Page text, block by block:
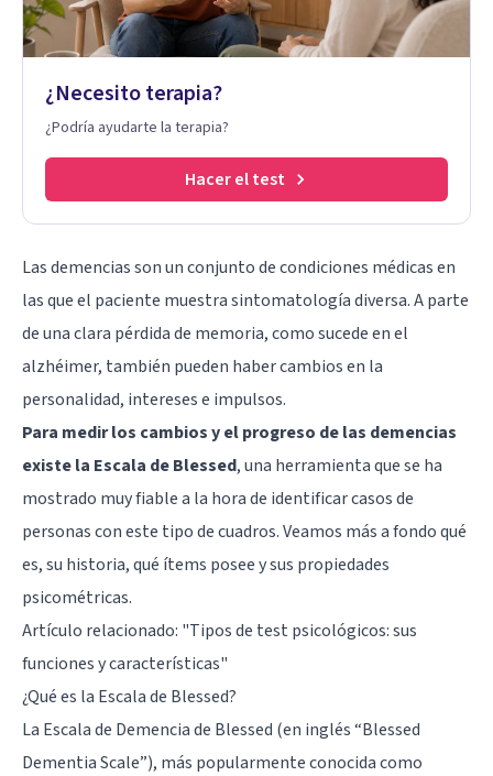
¿Necesito terapia?
¿Podría ayudarte la terapia?
Hacer el test
Las demencias son un conjunto de condiciones médicas en
las que el paciente muestra sintomatología diversa. A parte
de una clara pérdida de memoria, como sucede en el
alzhéimer, también pueden haber cambios en la
personalidad, intereses e impulsos.
Para medir los cambios y el progreso de las demencias
existe la Escala de Blessed, una herramienta que se ha
mostrado muy fiable a la hora de identificar casos de
personas con este tipo de cuadros. Veamos más a fondo qué
es, su historia, qué ítems posee y sus propiedades
psicométricas.
Artículo relacionado: "Tipos de test psicológicos: sus
funciones y características"
¿Qué es la Escala de Blessed?
La Escala de Demencia de Blessed (en inglés “Blessed
Dementia Scale”), más popularmente conocida como